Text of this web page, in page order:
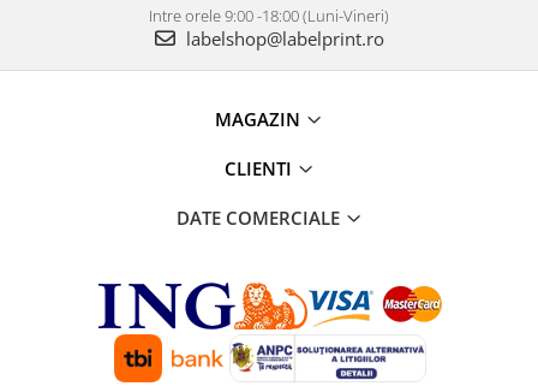
Intre orele 9:00 -18:00 (Luni-Vineri)
labelshop@labelprint.ro
MAGAZIN
CLIENTI
DATE COMERCIALE